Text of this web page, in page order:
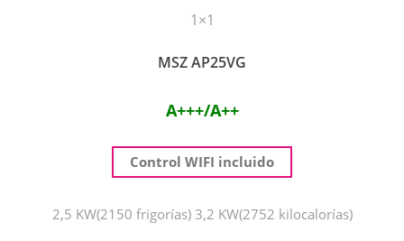
1×1
MSZ AP25VG
A+++/A++
Control WIFI incluido
2,5 KW(2150 frigorías) 3,2 KW(2752 kilocalorías)